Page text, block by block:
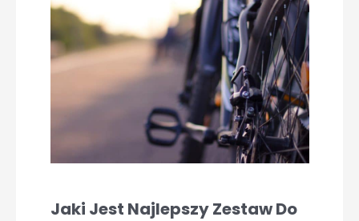
Jaki Jest Najlepszy Zestaw Do